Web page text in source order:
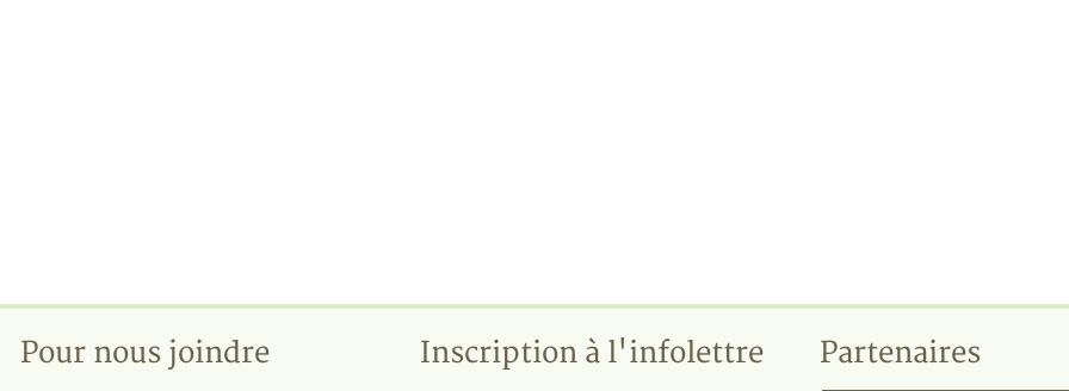
Pour nous joindre Inscription à l'infolettre Partenaires